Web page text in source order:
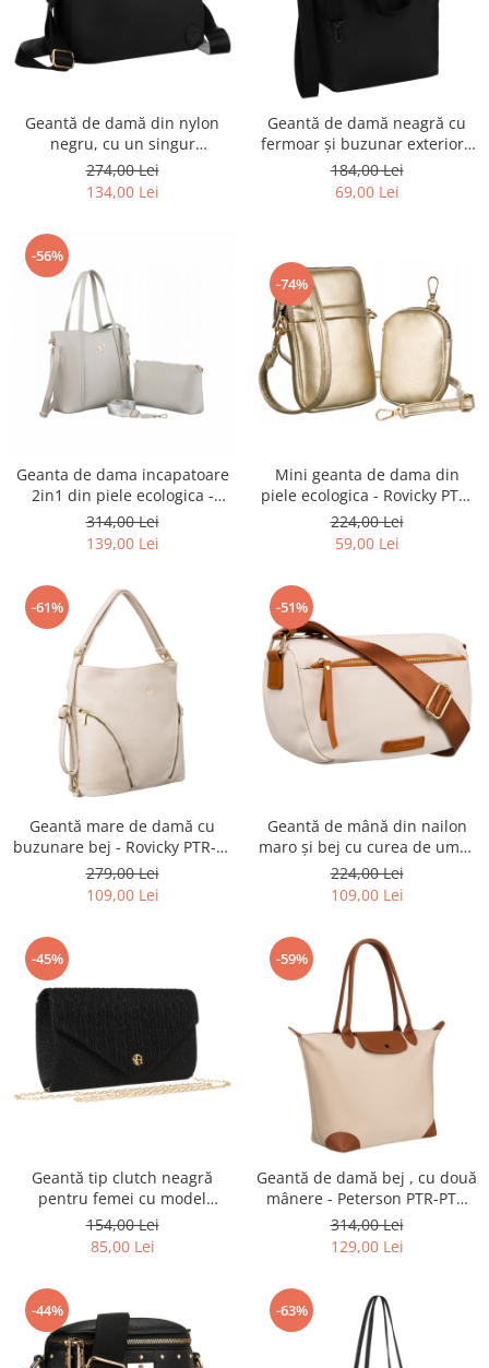
Geantă de damă din nylon
negru, cu un singur
compartiment, închidere cu
fermoar - Peterson PTR-PTN
274,00 Lei
134,00 Lei
Geantă de damă neagră cu
fermoar și buzunar exterior -
Peterson PTR-PTN TZ15605D-
0917 BL
184,00 Lei
69,00 Lei
-56%
Geanta de dama incapatoare
2in1 din piele ecologica -
Rovicky PTR-R-TOR-ALE-7-0950
GRA
314,00 Lei
139,00 Lei
-74%
Mini geanta de dama din
piele ecologica - Rovicky PTR-
R-KP-10-HRH-4232 GOL
224,00 Lei
59,00 Lei
-61%
Geantă mare de damă cu
buzunare bej - Rovicky PTR-R-
KP-18-A19-0255 BE
279,00 Lei
109,00 Lei
-51%
Geantă de mână din nailon
maro și bej cu curea de umăr
- Peterson PTR-PTN JN-05
IVORY-BROW
224,00 Lei
109,00 Lei
-45%
Geantă tip clutch neagră
pentru femei cu model
herringbone suspendată pe
un lanț - Rovicky PTR-R-XS021-
154,00 Lei
85,00 Lei
-59%
Geantă de damă bej , cu două
mânere - Peterson PTR-PTN
CSM-16-8045 BEIG
314,00 Lei
129,00 Lei
-44% -63%